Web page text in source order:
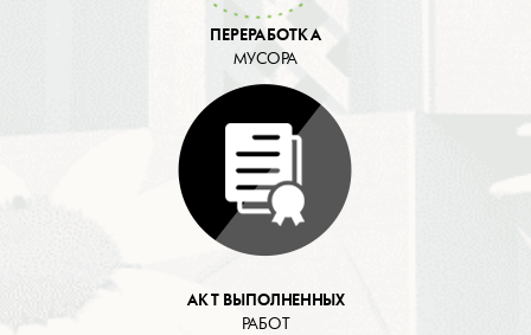
ПЕРЕРАБОТКА
МУСОРА
АКТ ВЫПОЛНЕННЫХ
РАБОТ